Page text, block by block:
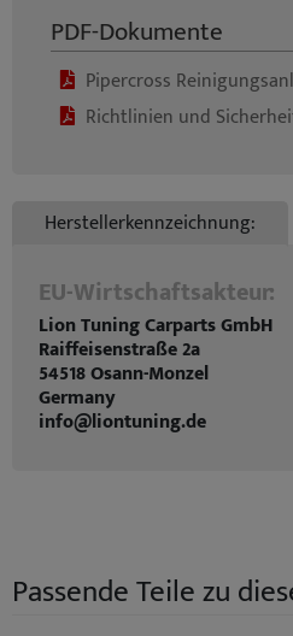
PDF-Dokumente
Pipercross
Richtlinien und
Herstellerkennzeichnung:
EU-Wirtschaftsakteur:
Lion Tuning Carparts GmbH
Raiffeisenstraße 2a
54518 Osann-Monzel
Germany
info@liontuning.de
Passende Teile zu